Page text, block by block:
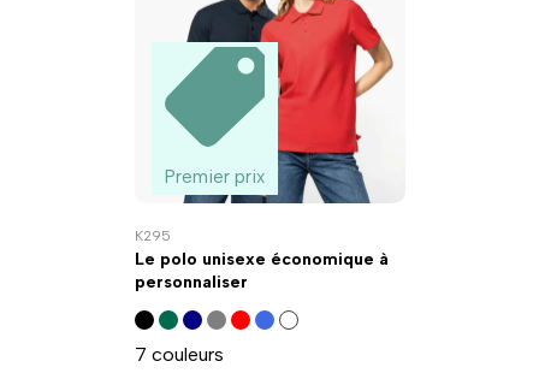
Premier prix
K295
Le polo unisexe économique à
personnaliser
7 couleurs